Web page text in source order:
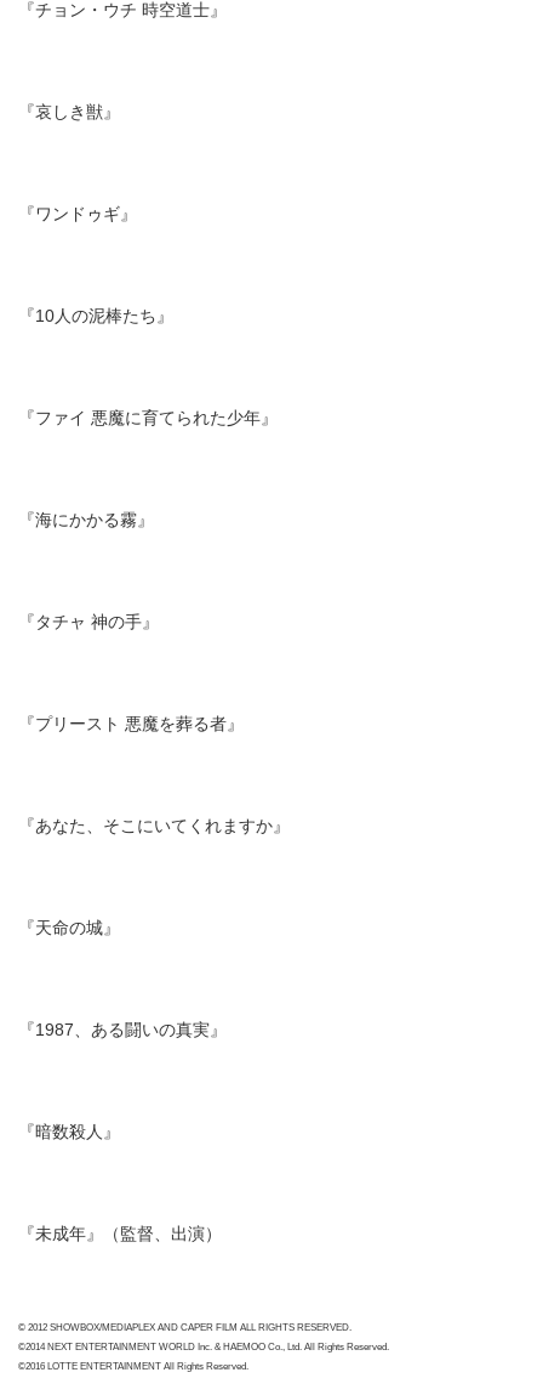
『チョン・ウチ 時空道士』
『哀しき獣』
『ワンドゥギ』
『10人の泥棒たち』
『ファイ 悪魔に育てられた少年』
『海にかかる霧』
『タチャ 神の手』
『プリースト 悪魔を葬る者』
『あなた、そこにいてくれますか』
『天命の城』
『1987、ある闘いの真実』
『暗数殺人』
『未成年』（監督、出演）
© 2012 SHOWBOX/MEDIAPLEX AND CAPER FILM ALL RIGHTS RESERVED.
©2014 NEXT ENTERTAINMENT WORLD Inc. & HAEMOO Co., Ltd. All Rights Reserved.
©2016 LOTTE ENTERTAINMENT All Rights Reserved.